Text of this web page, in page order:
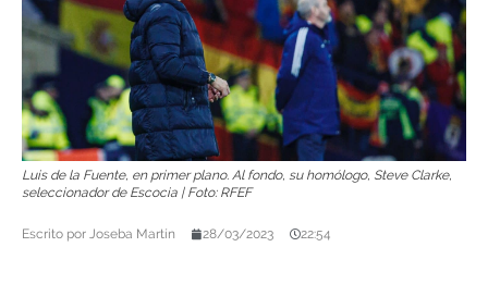
Luis de la Fuente, en primer plano. Al fondo, su homólogo, Steve Clarke,
seleccionador de Escocia | Foto: RFEF
Escrito por Joseba Martín 28/03/2023 22:54